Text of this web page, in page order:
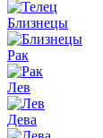
Близнецы
Рак
Лев
Дева